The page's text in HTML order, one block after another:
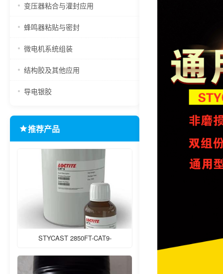
变压器粘合与灌封应用
蜂鸣器粘贴与密封
微电机系统组装
结构胶及其他应用
导电银胶
推荐产品
STYCAST 2850FT-CAT9-